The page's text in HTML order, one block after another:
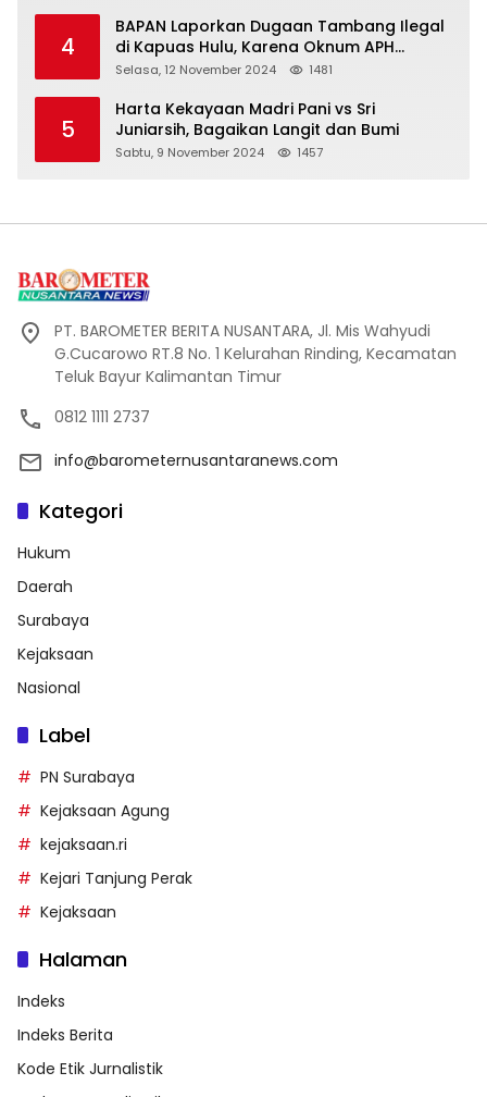
4
BAPAN Laporkan Dugaan Tambang Ilegal
di Kapuas Hulu, Karena Oknum APH
Intimidasi Masyarakat
Selasa, 12 November 2024 1481
5
Harta Kekayaan Madri Pani vs Sri
Juniarsih, Bagaikan Langit dan Bumi
Sabtu, 9 November 2024 1457
PT. BAROMETER BERITA NUSANTARA, Jl. Mis Wahyudi
G.Cucarowo RT.8 No. 1 Kelurahan Rinding, Kecamatan
Teluk Bayur Kalimantan Timur
0812 1111 2737
info@barometernusantaranews.com
Kategori
Hukum
Daerah
Surabaya
Kejaksaan
Nasional
Label
PN Surabaya
Kejaksaan Agung
kejaksaan.ri
Kejari Tanjung Perak
Kejaksaan
Halaman
Indeks
Indeks Berita
Kode Etik Jurnalistik